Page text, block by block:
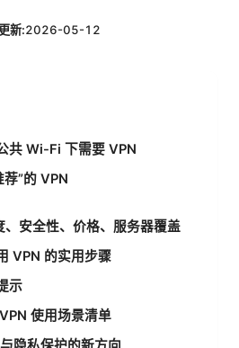
新:2026-05-12
共 Wi-Fi 下需要 VPN
”的 VPN
安全性、价格、服务器覆盖
VPN 的实用步骤
示
使用场景清单